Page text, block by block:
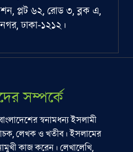
প্লট ৬২, রোড ৩, ব্লক এ,
ঢাকা-১২১২।
সম্পর্কে
স্বনামধন্য ইসলামী
লেখক ও খতীব। ইসলামের
কাজ করেন। লেখালেখি,